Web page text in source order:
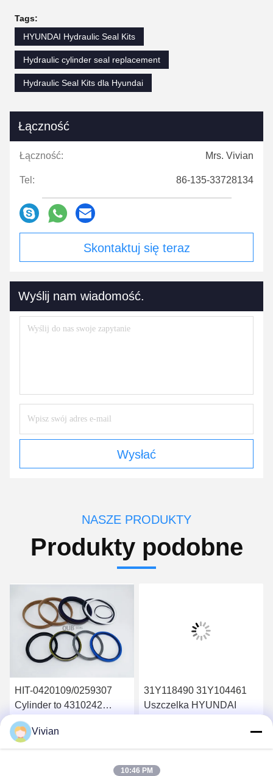
Tags:
HYUNDAI Hydraulic Seal Kits
Hydraulic cylinder seal replacement
Hydraulic Seal Kits dla Hyundai
Łączność
Łączność: Mrs. Vivian
Tel: 86-135-33728134
Skontaktuj się teraz
Wyślij nam wiadomość.
Wysłać
NASZE PRODUKTY
Produkty podobne
HIT-0420109/0259307
Cylinder to 4310242
MASZYNA ZX450
KOPARKA KIEROWNICA
RAMIĘ BUCKER
Uzyskaj najlepszą cenę
31Y118490 31Y104461
Uszczelka HYUNDAI
Vivian
10:46 PM